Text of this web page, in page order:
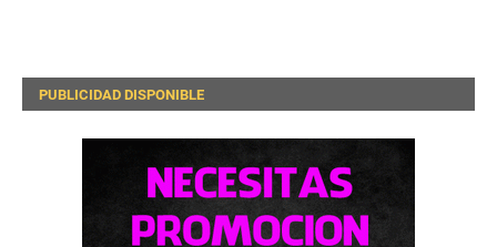
PUBLICIDAD DISPONIBLE